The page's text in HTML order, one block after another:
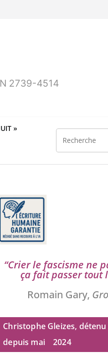
2739-4514
»
“Crier le fas­cisme ne
ça fait pas­ser tout
Romain Gary,
Christophe Gleizes,
depuis mai
2024